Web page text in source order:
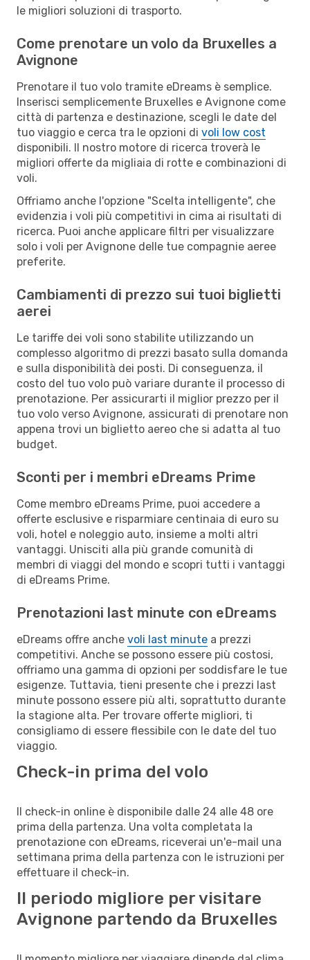
le migliori soluzioni di trasporto.
Come prenotare un volo da Bruxelles a
Avignone
Prenotare il tuo volo tramite eDreams è semplice.
Inserisci semplicemente Bruxelles e Avignone come
città di partenza e destinazione, scegli le date del
tuo viaggio e cerca tra le opzioni di voli low cost
disponibili. Il nostro motore di ricerca troverà le
migliori offerte da migliaia di rotte e combinazioni di
voli.
Offriamo anche l'opzione "Scelta intelligente", che
evidenzia i voli più competitivi in cima ai risultati di
ricerca. Puoi anche applicare filtri per visualizzare
solo i voli per Avignone delle tue compagnie aeree
preferite.
Cambiamenti di prezzo sui tuoi biglietti
aerei
Le tariffe dei voli sono stabilite utilizzando un
complesso algoritmo di prezzi basato sulla domanda
e sulla disponibilità dei posti. Di conseguenza, il
costo del tuo volo può variare durante il processo di
prenotazione. Per assicurarti il miglior prezzo per il
tuo volo verso Avignone, assicurati di prenotare non
appena trovi un biglietto aereo che si adatta al tuo
budget.
Sconti per i membri eDreams Prime
Come membro eDreams Prime, puoi accedere a
offerte esclusive e risparmiare centinaia di euro su
voli, hotel e noleggio auto, insieme a molti altri
vantaggi. Unisciti alla più grande comunità di
membri di viaggi del mondo e scopri tutti i vantaggi
di eDreams Prime.
Prenotazioni last minute con eDreams
eDreams offre anche voli last minute a prezzi
competitivi. Anche se possono essere più costosi,
offriamo una gamma di opzioni per soddisfare le tue
esigenze. Tuttavia, tieni presente che i prezzi last
minute possono essere più alti, soprattutto durante
la stagione alta. Per trovare offerte migliori, ti
consigliamo di essere flessibile con le date del tuo
viaggio.
Check-in prima del volo
Il check-in online è disponibile dalle 24 alle 48 ore
prima della partenza. Una volta completata la
prenotazione con eDreams, riceverai un'e-mail una
settimana prima della partenza con le istruzioni per
effettuare il check-in.
Il periodo migliore per visitare
Avignone partendo da Bruxelles